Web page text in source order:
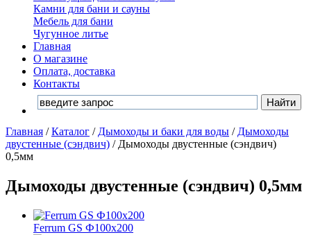
Камни для бани и сауны
Мебель для бани
Чугунное литье
Главная
О магазине
Оплата, доставка
Контакты
Главная / Каталог / Дымоходы и баки для воды / Дымоходы
двустенные (сэндвич) /Дымоходы двустенные (сэндвич)
0,5мм
Дымоходы двустенные (сэндвич) 0,5мм
Ferrum GS Ф100х200